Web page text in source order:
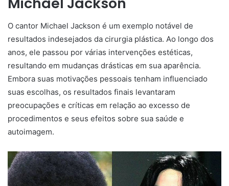
O cantor Michael Jackson é um exemplo notável de
resultados indesejados da cirurgia plástica. Ao longo dos
anos, ele passou por várias intervenções estéticas,
resultando em mudanças drásticas em sua aparência.
Embora suas motivações pessoais tenham influenciado
suas escolhas, os resultados finais levantaram
preocupações e críticas em relação ao excesso de
procedimentos e seus efeitos sobre sua saúde e
autoimagem.